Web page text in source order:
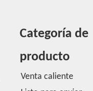
Categoría de
producto
Venta caliente